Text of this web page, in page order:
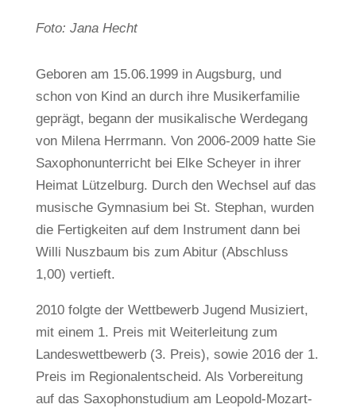
Foto: Jana Hecht
Geboren am 15.06.1999 in Augsburg, und
schon von Kind an durch ihre Musikerfamilie
geprägt, begann der musikalische Werdegang
von Milena Herrmann. Von 2006-2009 hatte Sie
Saxophonunterricht bei Elke Scheyer in ihrer
Heimat Lützelburg. Durch den Wechsel auf das
musische Gymnasium bei St. Stephan, wurden
die Fertigkeiten auf dem Instrument dann bei
Willi Nuszbaum bis zum Abitur (Abschluss
1,00) vertieft.
2010 folgte der Wettbewerb Jugend Musiziert,
mit einem 1. Preis mit Weiterleitung zum
Landeswettbewerb (3. Preis), sowie 2016 der 1.
Preis im Regionalentscheid. Als Vorbereitung
auf das Saxophonstudium am Leopold-Mozart-